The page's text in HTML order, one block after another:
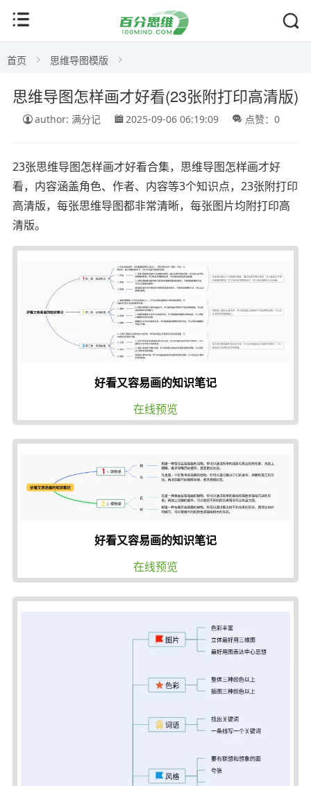
首页 思维导图模版
思维导图怎样画才好看(23张附打印高清版)
author: 满分记 2025-09-06 06:19:09 点赞：0
23张思维导图怎样画才好看合集，思维导图怎样画才好
看，内容涵盖角色、作者、内容等3个知识点，23张附打印
高清版，每张思维导图都非常清晰，每张图片均附打印高
清版。
好看又容易画的知识笔记
在线预览
好看又容易画的知识笔记
在线预览